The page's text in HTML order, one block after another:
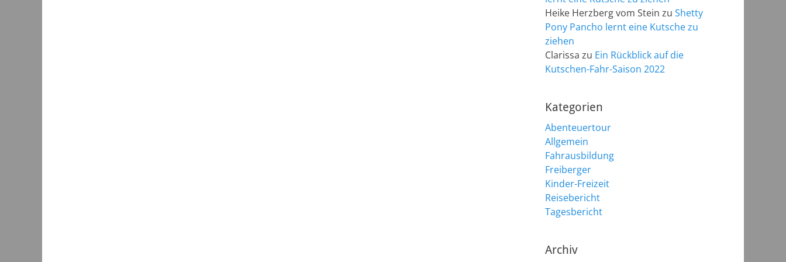
Heike Herzberg vom Stein zu Shetty
Pony Pancho lernt eine Kutsche zu
ziehen
Clarissa zu Ein Rückblick auf die
Kutschen-Fahr-Saison 2022
Kategorien
Abenteuertour
Allgemein
Fahrausbildung
Freiberger
Kinder-Freizeit
Reisebericht
Tagesbericht
Archiv